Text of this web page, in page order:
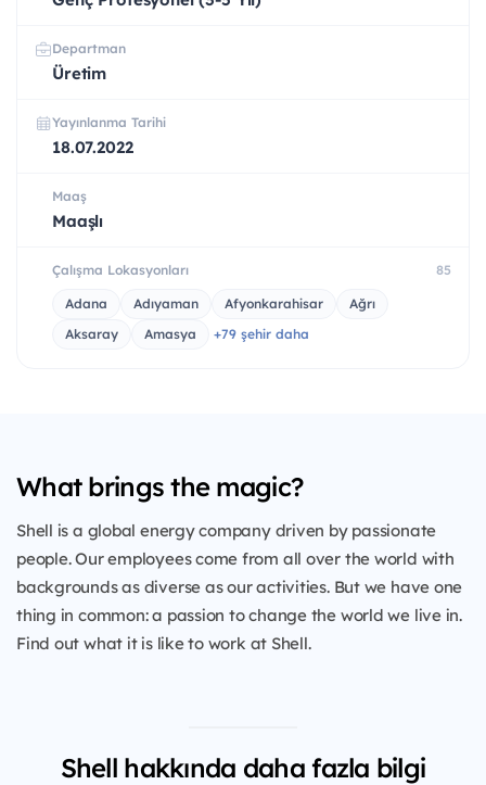
Departman
Üretim
Yayınlanma Tarihi
18.07.2022
Maaş
Maaşlı
Çalışma Lokasyonları 85
Adana Adıyaman Afyonkarahisar
Ağrı
Aksaray
Amasya +79 şehir daha
What brings the magic?
Shell is a global energy company driven by passionate
people. Our employees come from all over the world with
backgrounds as diverse as our activities. But we have one
thing in common: a passion to change the world we live in.
Find out what it is like to work at Shell.
Shell hakkında daha fazla bilgi